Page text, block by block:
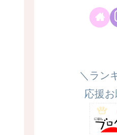
＼ラン
応援お